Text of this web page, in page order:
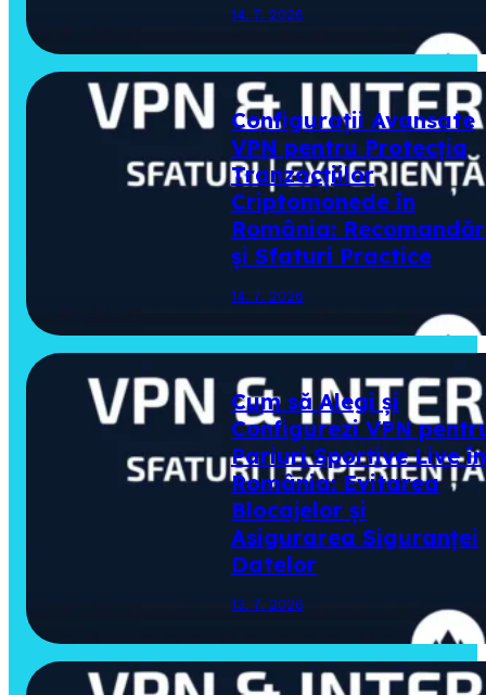
14. 7. 2026
Configurații Avansate
VPN pentru Protecția
Tranzacțiilor
Criptomonede în
România:
și Sfaturi Practice
14. 7. 2026
Cum să Alegi și
Configurezi VPN
Pariuri Sportive Live în
România: Evitarea
Blocajelor și
Asigurarea Siguranței
Datelor
13. 7. 2026